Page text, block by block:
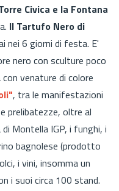
Civica e la Fontana
Il Tartufo Nero di
nei 6 giorni di festa. E'
nero con sculture poco
venature di colore
, tra le manifestazioni
prelibatezze, oltre al
Montella IGP, i funghi, i
bagnolese (prodotto
i vini, insomma un
i suoi circa 100 stand.